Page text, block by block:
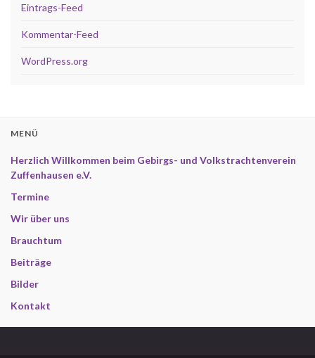
Eintrags-Feed
Kommentar-Feed
WordPress.org
MENÜ
Herzlich Willkommen beim Gebirgs- und Volkstrachtenverein
Zuffenhausen e.V.
Termine
Wir über uns
Brauchtum
Beiträge
Bilder
Kontakt